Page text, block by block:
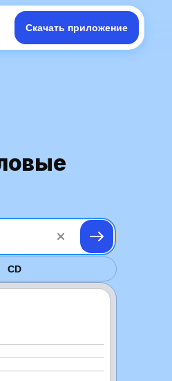
Скачать приложение
CD